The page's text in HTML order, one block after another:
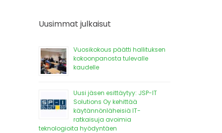
Uusimmat julkaisut
Vuosikokous päätti hallituksen
kokoonpanosta tulevalle
kaudelle
Uusi jäsen esittäytyy: JSP-IT
Solutions Oy kehittää
käytännönläheisiä IT-
ratkaisuja avoimia
teknologioita hyödyntäen